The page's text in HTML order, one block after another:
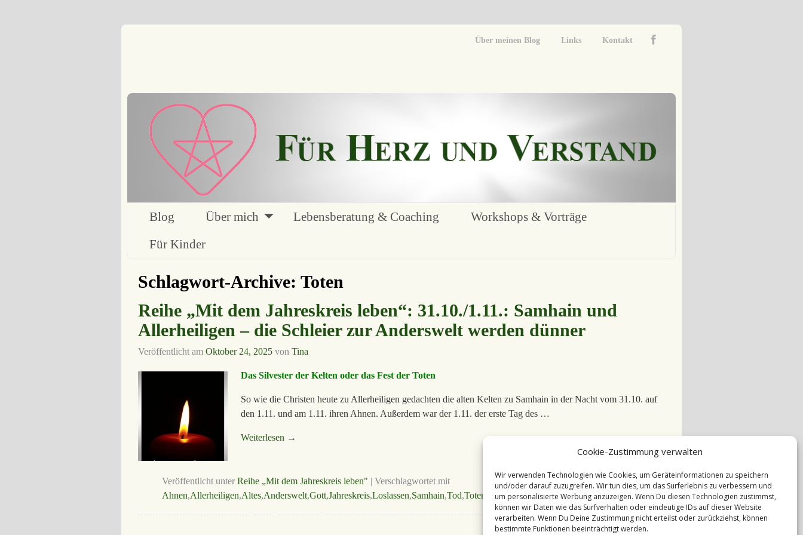
Cookie-Zustimmung verwalten
Wir verwenden Technologien wie Cookies, um Geräteinformationen zu speichern
und/oder darauf zuzugreifen. Wir tun dies, um das Surferlebnis zu verbessern und
um personalisierte Werbung anzuzeigen. Wenn Du diesen Technologien zustimmst,
können wir Daten wie das Surfverhalten oder eindeutige IDs auf dieser Website
verarbeiten. Wenn Du Deine Zustimmung nicht erteilst oder zurückziehst, können
bestimmte Funktionen beeinträchtigt werden.
Über meinen Blog Links Kontakt
Blog Über mich Lebensberatung & Coaching
Workshops & Vorträge
Für Kinder
Schlagwort-Archive:Toten
Reihe „Mit dem Jahreskreis leben“: 31.10./1.11.: Samhain und
Allerheiligen – die Schleier zur Anderswelt werden dünner
Veröffentlicht amOktober 24, 2025 vonTina
Das Silvester der Kelten oder das Fest der Toten
So wie die Christen heute zu Allerheiligen gedachten die alten Kelten zu Samhain in der Nacht vom 31.10. auf
den 1.11. und am 1.11. ihren Ahnen. Außerdem war der 1.11. der erste Tag des …
Weiterlesen →
Veröffentlicht unter Reihe „Mit dem Jahreskreis leben" |Verschlagwortet mit
Ahnen,Allerheiligen,Altes,Anderswelt,Gott,Jahreskreis,Loslassen,Samhain,Tod,Toten Verstorbene